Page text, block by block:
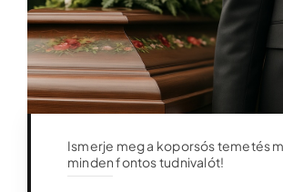
Ismerje meg a koporsós temetés
minden fontos tudnivalót!